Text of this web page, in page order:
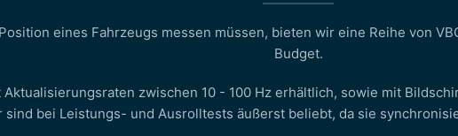
eines Fahrzeugs messen müssen, bieten wir eine Reihe von
Budget.
zwischen 10 - 100 Hz erhältlich, sowie mit
sind bei Leistungs- und Ausrolltests äußerst beliebt, da sie